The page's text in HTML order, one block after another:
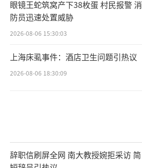
眼镜王蛇筑窝产下38枚蛋 村民报警 消
防员迅速处置威胁
2026-08-06 15:30:03
上海床虱事件：酒店卫生问题引热议
2026-08-06 18:30:09
辞职信刷屏全网 南大教授婉拒采访 简